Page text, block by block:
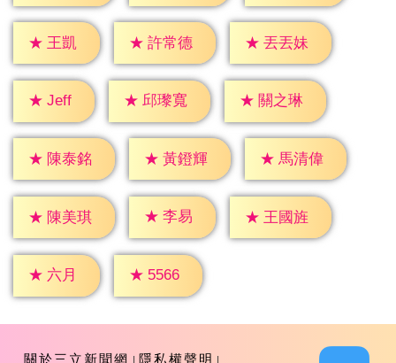
★ 王凱 ★ 許常德 ★ 丟丟妹
★ Jeff ★ 邱瓈寬 ★ 關之琳
★ 陳泰銘 ★ 黃鐙輝 ★ 馬清偉
★ 陳美琪 ★ 李易 ★ 王國旌
★ 六月 ★ 5566
關於三立新聞網 隱私權聲明